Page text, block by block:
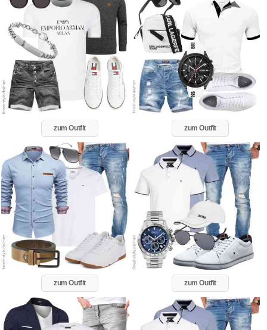
zum Outfit zum Outfit
zum Outfit zum Outfit